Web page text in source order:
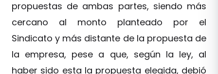
propuestas de ambas partes, siendo más
cercano al monto planteado por el
Sindicato y más distante de la propuesta de
la empresa, pese a que, según la ley, al
haber sido esta la propuesta elegida, debió